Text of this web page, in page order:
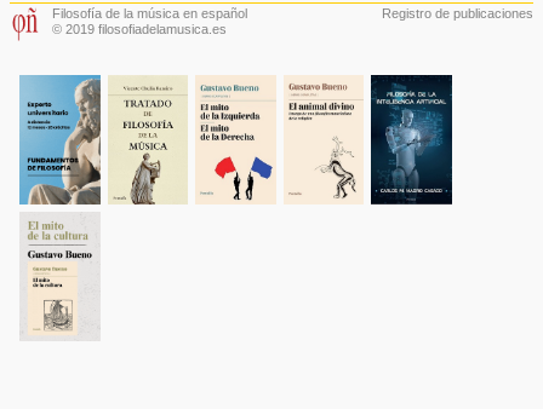
Filosofía de la música en español
© 2019 filosofiadelamusica.es
Registro de publicaciones